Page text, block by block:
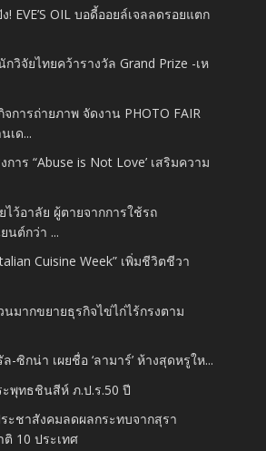
! EVE’S OIL บอดี้ออยล์เจลลดรอยแตก
วิจัยไทยคว้ารางวัล Grand Prize -​เห
การถ่ายภาพ จัดงาน PHOTO FAIR
เด...
การ “Abuse is Not Love’ เสริมความ
ว้อาลัย ผู้ตายจากการใช้รถ
นต์กว่า ...
Cuisine Week” เพิ่มชีวิตชีวา
มากขยายธุรกิจไข่ไก่ไร้กรงตาม
-ซิกน่า เผยชื่อ ‘ลามาร์’ ห้างสุดหรูให...
พุทธชินสีห์ ภ.ป.ร.50 ปี
ะชาสังคมลดผลกระทบจากสุรา
10 ประเทศ